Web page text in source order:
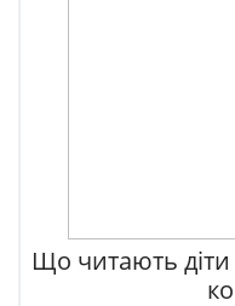
Що читають діти